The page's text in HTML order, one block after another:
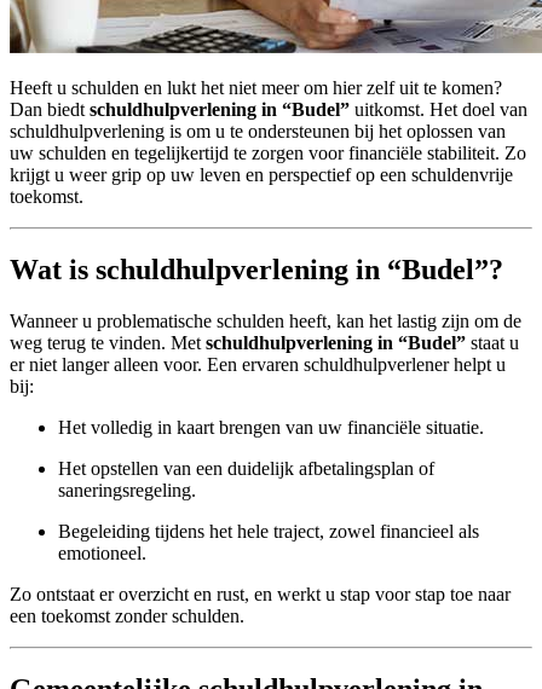
Heeft u schulden en lukt het niet meer om hier zelf uit te komen?
Dan biedt schuldhulpverlening in “Budel” uitkomst. Het doel van
schuldhulpverlening is om u te ondersteunen bij het oplossen van
uw schulden en tegelijkertijd te zorgen voor financiële stabiliteit. Zo
krijgt u weer grip op uw leven en perspectief op een schuldenvrije
toekomst.
Wat is schuldhulpverlening in “Budel”?
Wanneer u problematische schulden heeft, kan het lastig zijn om de
weg terug te vinden. Met schuldhulpverlening in “Budel” staat u
er niet langer alleen voor. Een ervaren schuldhulpverlener helpt u
bij:
Het volledig in kaart brengen van uw financiële situatie.
Het opstellen van een duidelijk afbetalingsplan of
saneringsregeling.
Begeleiding tijdens het hele traject, zowel financieel als
emotioneel.
Zo ontstaat er overzicht en rust, en werkt u stap voor stap toe naar
een toekomst zonder schulden.